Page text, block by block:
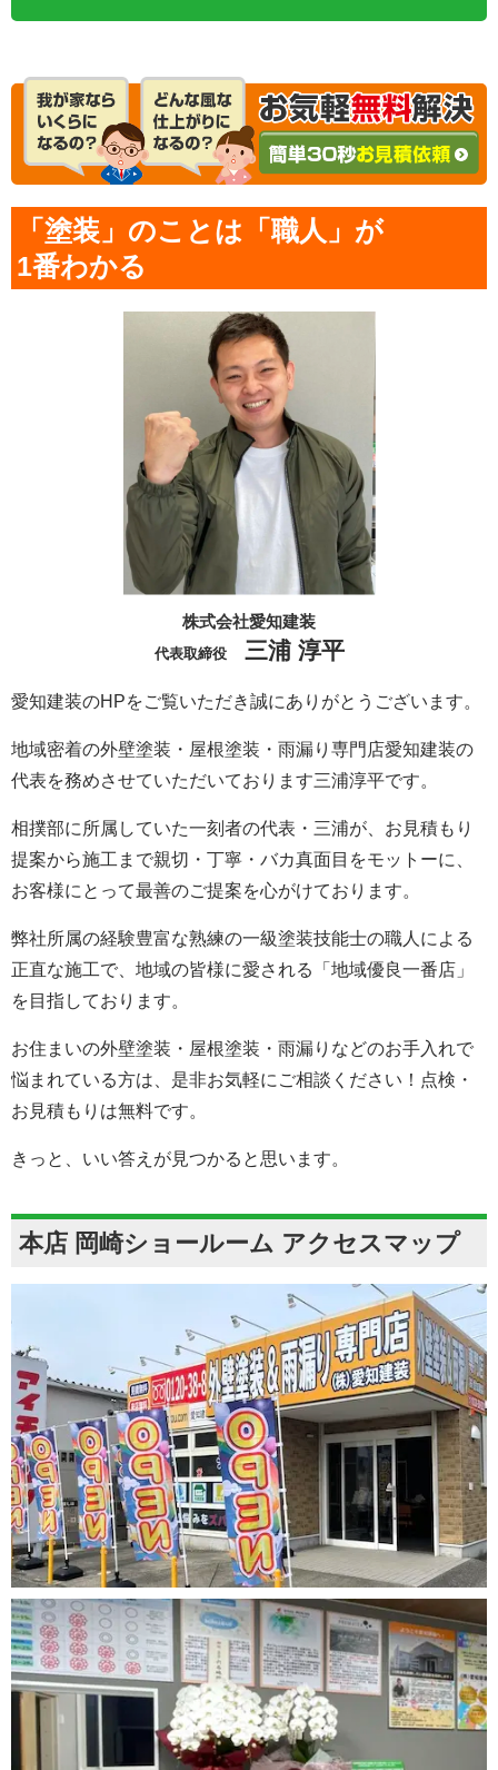
「塗装」のことは「職人」が
1番わかる
株式会社愛知建装
代表取締役 三浦 淳平
愛知建装のHPをご覧いただき誠にありがとうございます。
地域密着の外壁塗装・屋根塗装・雨漏り専門店愛知建装の
代表を務めさせていただいております三浦淳平です。
相撲部に所属していた一刻者の代表・三浦が、お見積もり
提案から施工まで親切・丁寧・バカ真面目をモットーに、
お客様にとって最善のご提案を心がけております。
弊社所属の経験豊富な熟練の一級塗装技能士の職人による
正直な施工で、地域の皆様に愛される「地域優良一番店」
を目指しております。
お住まいの外壁塗装・屋根塗装・雨漏りなどのお手入れで
悩まれている方は、是非お気軽にご相談ください！点検・
お見積もりは無料です。
きっと、いい答えが見つかると思います。
本店 岡崎ショールーム アクセスマップ